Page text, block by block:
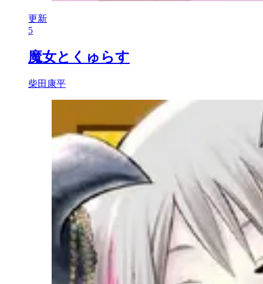
更新
5
魔女とくゅらす
柴田康平